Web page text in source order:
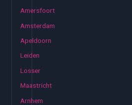
Amersfoort
Amsterdam
Apeldoorn
Leiden
Losser
Maastricht
Arnhem